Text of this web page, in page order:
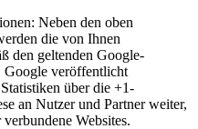
Neben den oben
die von Ihnen
den geltenden Google-
Google veröffentlicht
über die +1-
an Nutzer und Partner weiter,
Websites.